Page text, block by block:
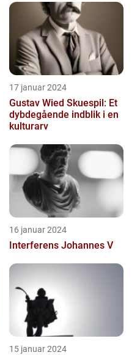
17 januar 2024
Gustav Wied Skuespil: Et
dybdegående indblik i en
kulturarv
16 januar 2024
Interferens Johannes V
15 januar 2024